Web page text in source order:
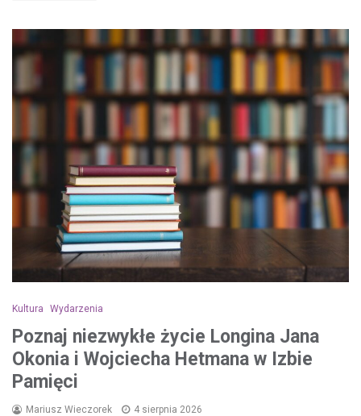
Kultura Wydarzenia
Poznaj niezwykłe życie Longina Jana
Okonia i Wojciecha Hetmana w Izbie
Pamięci
Mariusz Wieczorek 4 sierpnia 2026